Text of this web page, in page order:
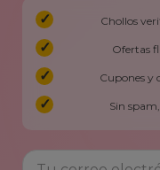
Chollos
Ofertas
Cupones y
Sin